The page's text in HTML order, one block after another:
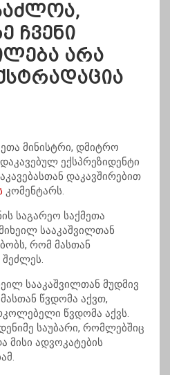
ჩვენი
არა
მინისტრი, დმიტრო
ექსპრეზიდენტი
დაკავშირებით
კომენტარს.
საგარეო საქმეთა
სააკაშვილთან
რომ მასთან
შეძლეს.
სააკაშვილთან მუდმივ
წვდომა აქვთ,
წვდომა აქვს.
საუბარი, რომლებშიც
მისი ადვოკატების